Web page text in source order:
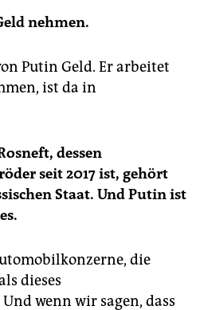
nehmen.
Putin Geld. Er arbeitet
ist da in
dessen
seit 2017 ist, gehört
Staat. Und Putin ist
die
dieses
wenn wir sagen, dass